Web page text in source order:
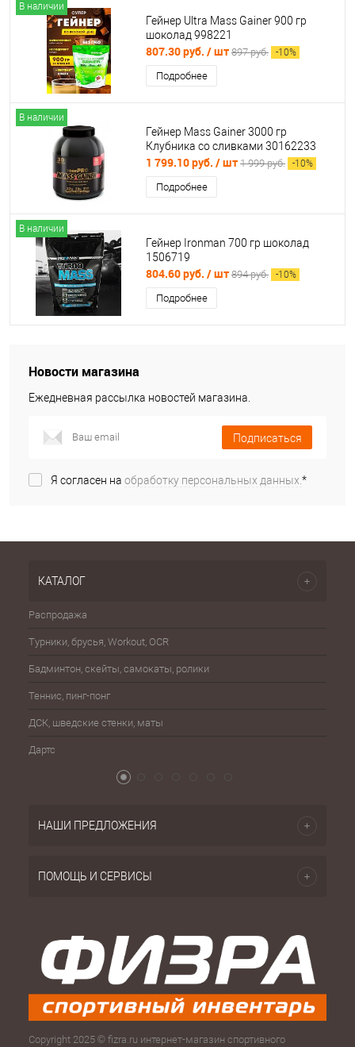
В наличии
Гейнер Ultra Mass Gainer 900 гр
шоколад 998221
807.30 руб. / шт 897 руб. -10%
Подробнее
В наличии
Гейнер Mass Gainer 3000 гр
Клубника со сливками 30162233
1 799.10 руб. / шт 1 999 руб. -10%
Подробнее
В наличии
Гейнер Ironman 700 гр шоколад
1506719
804.60 руб. / шт 894 руб. -10%
Подробнее
Новости магазина
Ежедневная рассылка новостей магазина.
Подписаться
Я согласен на обработку персональных данных.*
КАТАЛОГ
Распродажа
Турники, брусья, Workout, OCR
Бадминтон, скейты, самокаты, ролики
Теннис, пинг-понг
ДСК, шведские стенки, маты
Дартс
НАШИ ПРЕДЛОЖЕНИЯ
ПОМОЩЬ И СЕРВИСЫ
Copyright 2025 © fizra.ru интернет-магазин спортивного